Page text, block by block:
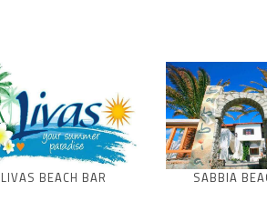
LIVAS BEACH BAR SABBIA